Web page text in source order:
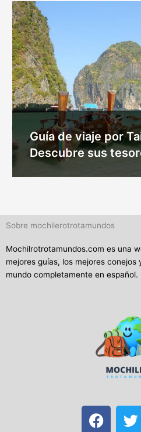
Guía de viaje por
Descubre sus
Sobre mochilerotrotamundos
Mochilrotrotamundos.com es una
mejores guías, los mejores
mundo completamente en español.
F
a
T
w